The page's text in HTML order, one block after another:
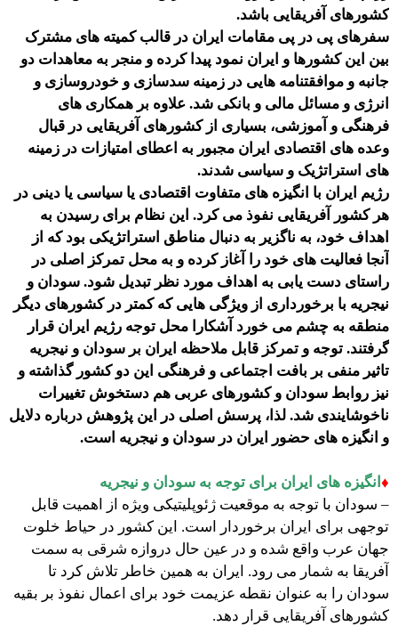
کشورهای آفریقایی باشد.
سفرهای پی در پی مقامات ایران در قالب کمیته های مشترک
بین این کشورها و ایران نمود پیدا کرده و منجر به معاهدات دو
جانبه و موافقتنامه هایی در زمینه سدسازی و خودروسازی و
انرژی و مسائل مالی و بانکی شد. علاوه بر همکاری های
فرهنگی و آموزشی، بسیاری از کشورهای آفریقایی در قبال
وعده های اقتصادی ایران مجبور به اعطای امتیازات در زمینه
های استراتژیک و سیاسی شدند.
رژیم ایران با انگیزه های متفاوت اقتصادی یا سیاسی یا دینی در
هر کشور آفریقایی نفوذ می کرد. این نظام برای رسیدن به
اهداف خود، به ناگزیر به دنبال مناطق استراتژیکی بود که از
آنجا فعالیت های خود را آغاز کرده و به محل تمرکز اصلی در
راستای دست یابی به اهداف مورد نظر تبدیل شود. سودان و
نیجریه با برخورداری از ویژگی هایی که کمتر در کشورهای دیگر
منطقه به چشم می خورد آشکارا محل توجه رژیم ایران قرار
گرفتند. توجه و تمرکز قابل ملاحظه ایران بر سودان و نیجریه
تاثیر منفی بر بافت اجتماعی و فرهنگی این دو کشور گذاشته و
نیز روابط سودان و کشورهای عربی هم دستخوش تغییرات
ناخوشایندی شد. لذا، پرسش اصلی در این پژوهش درباره دلایل
و انگیزه های حضور ایران در سودان و نیجریه است.
♦ انگیزه های ایران برای توجه به سودان و نیجریه
– سودان با توجه به موقعیت ژئوپلیتیکی ویژه از اهمیت قابل
توجهی برای ایران برخوردار است. این کشور در حیاط خلوت
جهان عرب واقع شده و در عین حال دروازه شرقی به سمت
آفریقا به شمار می رود. ایران به همین خاطر تلاش کرد تا
سودان را به عنوان نقطه عزیمت خود برای اعمال نفوذ بر بقیه
کشورهای آفریقایی قرار دهد.